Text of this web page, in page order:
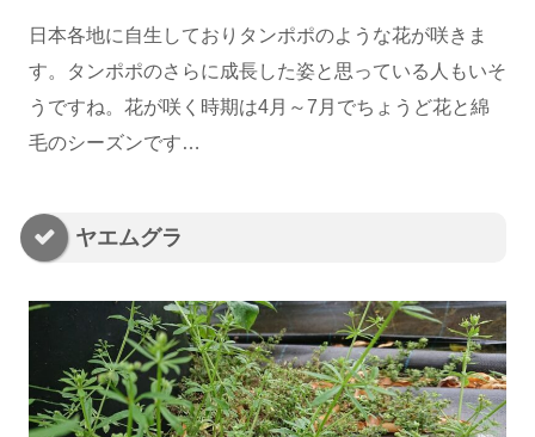
日本各地に自生しておりタンポポのような花が咲きま
す。タンポポのさらに成長した姿と思っている人もいそ
うですね。花が咲く時期は4月～7月でちょうど花と綿
毛のシーズンです…
ヤエムグラ